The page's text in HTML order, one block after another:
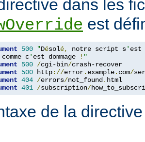
dans les
est
500 "Désolé, notre script s' est
comme c' est dommage ! "
500 /cgi-bin/
500 http://error. example. com/
404 /errors/not_found .
401 /subscription/
de la